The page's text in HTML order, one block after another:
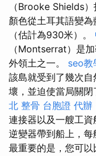
（Brooke Shields
顏色從土耳其語變
（估計為930米）。
（Montserrat）是
外領土之一。 seo教
該島就受到了幾次
壞，並迫使當局關閉
北 整骨 台胞證 代辦
連接器以及一艘工資
逆變器帶到船上，
最重要的是，您可